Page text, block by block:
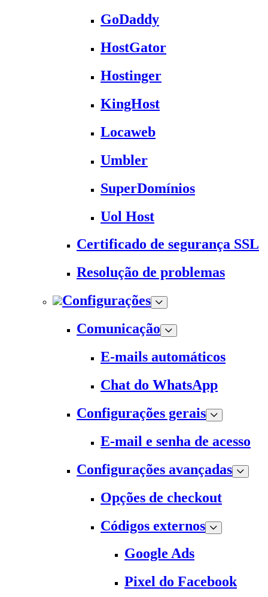
GoDaddy
HostGator
Hostinger
KingHost
Locaweb
Umbler
SuperDomínios
Uol Host
Certificado de segurança SSL
Resolução de problemas
Configurações
Comunicação
E-mails automáticos
Chat do WhatsApp
Configurações gerais
E-mail e senha de acesso
Configurações avançadas
Opções de checkout
Códigos externos
Google Ads
Pixel do Facebook